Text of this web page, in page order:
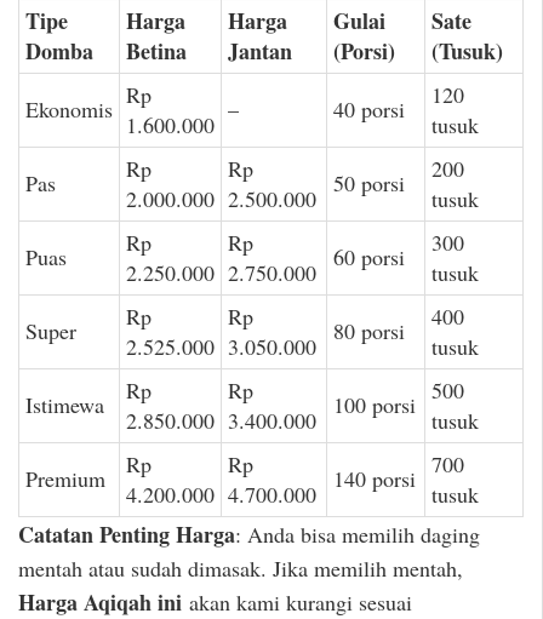
Tipe
Domba
Harga
Betina
Harga
Jantan
Gulai
(Porsi)
Sate
(Tusuk)
Ekonomis Rp
1.600.000
– 40 porsi
120
tusuk
Pas
Rp
2.000.000
Rp
2.500.000
50 porsi
200
tusuk
Puas
Rp
2.250.000
Rp
2.750.000
60 porsi
300
tusuk
Super
Rp
2.525.000
Rp
3.050.000
80 porsi
400
tusuk
Istimewa
Rp
2.850.000
Rp
3.400.000
100 porsi 500
tusuk
Premium
Rp
4.200.000
Rp
4.700.000
140 porsi 700
tusuk
Catatan Penting Harga: Anda bisa memilih daging
mentah atau sudah dimasak. Jika memilih mentah,
Harga Aqiqah ini akan kami kurangi sesuai